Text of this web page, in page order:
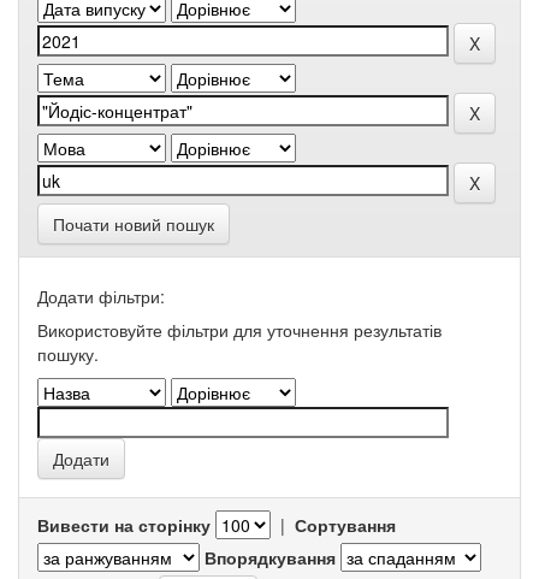
Почати новий пошук
Додати фільтри:
Використовуйте фільтри для уточнення результатів
пошуку.
Вивести на сторінку | Сортування
Впорядкування